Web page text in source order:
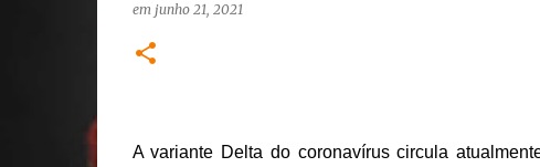
em junho 21, 2021
A variante Delta do coronavírus circula